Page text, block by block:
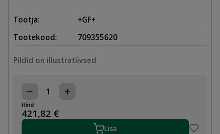
Tootja:
+GF+
Tootekood:
709355620
Pildid on illustratiivsed
TOLERANTSÄÄRIK
DN150,
154-
192mm,
Hind
421,82 €
Lisa